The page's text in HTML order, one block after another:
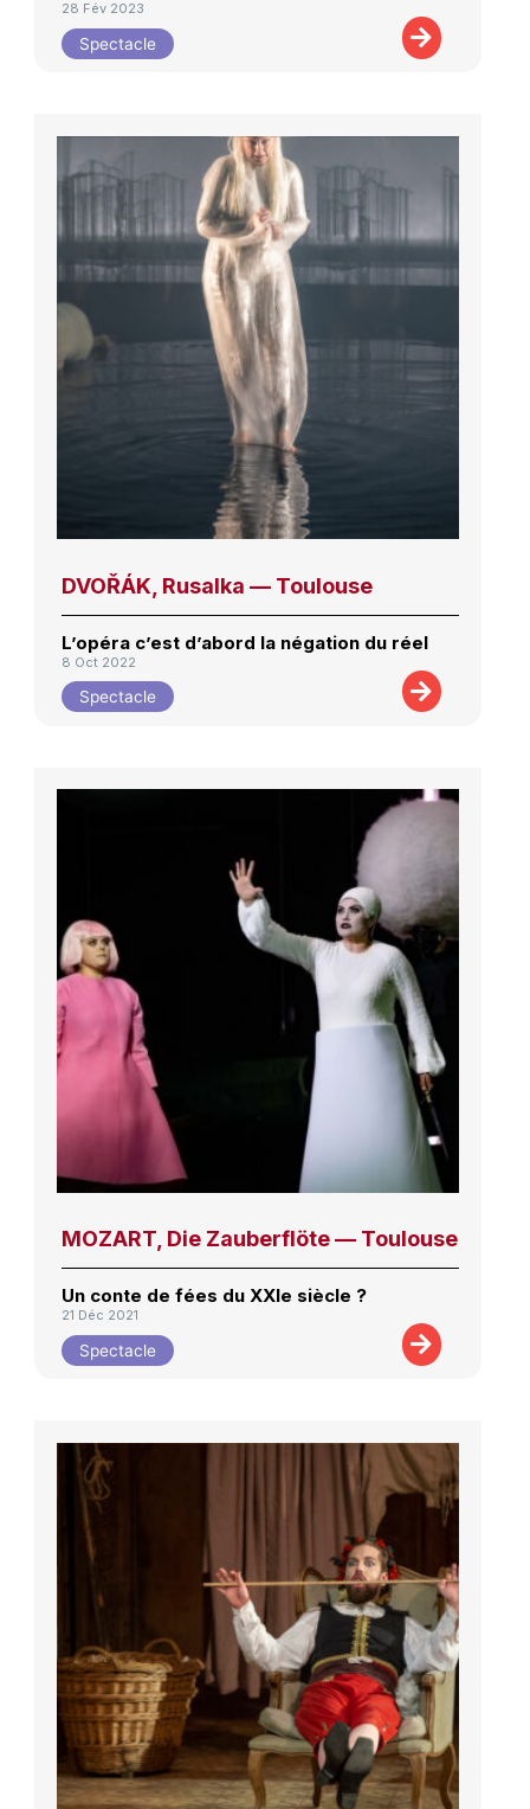
28 Fév 2023
Spectacle
DVOŘÁK, Rusalka — Toulouse
L’opéra c’est d’abord la négation du réel
8 Oct 2022
Spectacle
MOZART, Die Zauberflöte — Toulouse
Un conte de fées du XXIe siècle ?
21 Déc 2021
Spectacle